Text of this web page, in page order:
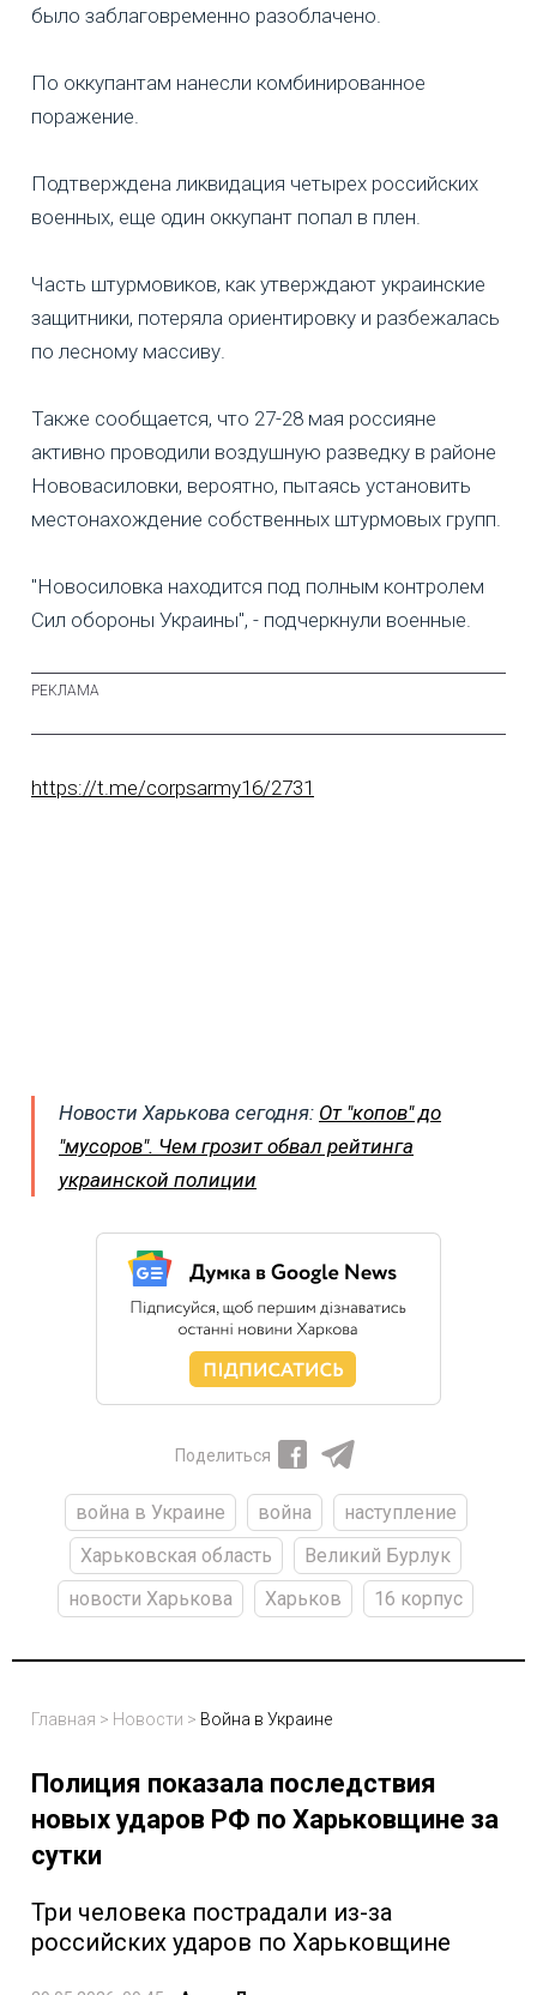
было заблаговременно разоблачено.
По оккупантам нанесли комбинированное
поражение.
Подтверждена ликвидация четырех российских
военных, еще один оккупант попал в плен.
Часть штурмовиков, как утверждают украинские
защитники, потеряла ориентировку и разбежалась
по лесному массиву.
Также сообщается, что 27-28 мая россияне
активно проводили воздушную разведку в районе
Нововасиловки, вероятно, пытаясь установить
местонахождение собственных штурмовых групп.
"Новосиловка находится под полным контролем
Сил обороны Украины", - подчеркнули военные.
https://t.me/corpsarmy16/2731
Новости Харькова сегодня: От "копов" до
"мусоров". Чем грозит обвал рейтинга
украинской полиции
Поделиться
война в Украине война
наступление
Харьковская область
Великий Бурлук
новости Харькова
Харьков 16 корпус
Главная > Новости > Война в Украине
Полиция показала последствия
новых ударов РФ по Харьковщине за
сутки
Три человека пострадали из-за
российских ударов по Харьковщине